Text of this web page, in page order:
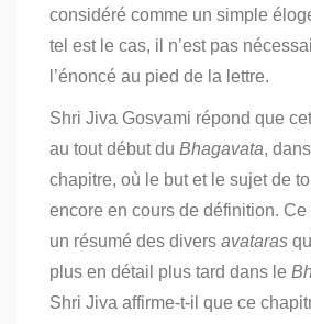
considéré comme un simple
tel est le cas, il n’est pas
l’énoncé au pied de la lettre.
Shri Jiva Gosvami répond que
au tout début du Bhagavata,
chapitre, où le but et le sujet de
encore en cours de définition.
un résumé des divers avataras
plus en détail plus tard dans le
Shri Jiva affirme-t-il que ce